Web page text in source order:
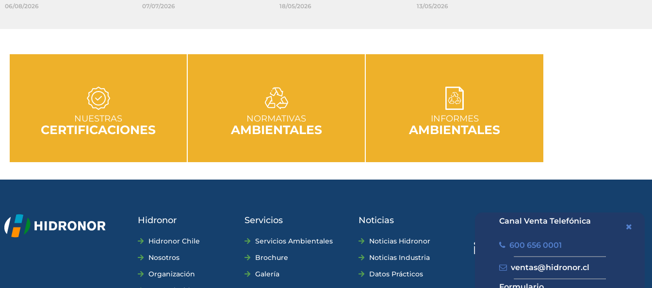
Canal Venta Telefónica
600 656 0001
ventas@hidronor.cl
06/08/2026 07/07/2026 18/05/2026 13/05/2026
NUESTRAS
CERTIFICACIONES
IR A SECCIÓN
NORMATIVAS
AMBIENTALES
IR A SECCIÓN
INFORMES
AMBIENTALES
IR A SECCIÓN
Hidronor
Hidronor Chile
Nosotros
Organización
Servicios
Servicios Ambientales
Brochure
Galería
Noticias
Noticias Hidronor
Noticias Industria
Datos Prácticos